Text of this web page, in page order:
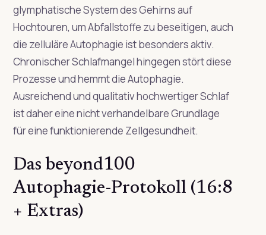
glymphatische System des Gehirns auf
Hochtouren, um Abfallstoffe zu beseitigen, auch
die zelluläre Autophagie ist besonders aktiv.
Chronischer Schlafmangel hingegen stört diese
Prozesse und hemmt die Autophagie.
Ausreichend und qualitativ hochwertiger Schlaf
ist daher eine nicht verhandelbare Grundlage
für eine funktionierende Zellgesundheit.
Das beyond100
Autophagie-Protokoll (16:8
+ Extras)